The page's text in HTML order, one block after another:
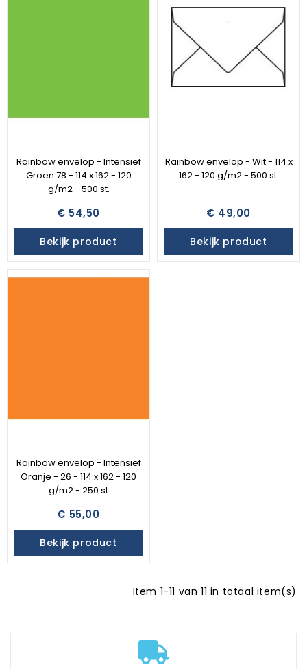
Rainbow envelop - Intensief
Groen 78 - 114 x 162 - 120
g/m2 - 500 st.
€ 54,50
Bekijk product
Rainbow envelop - Wit - 114 x
162 - 120 g/m2 - 500 st.
€ 49,00
Bekijk product
Rainbow envelop - Intensief
Oranje - 26 - 114 x 162 - 120
g/m2 - 250 st
€ 55,00
Bekijk product
Item 1-11 van 11 in totaal item(s)